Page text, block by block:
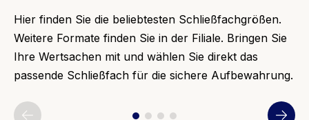
Hier finden Sie die beliebtesten Schließfachgrößen.
Weitere Formate finden Sie in der Filiale. Bringen Sie
Ihre Wertsachen mit und wählen Sie direkt das
passende Schließfach für die sichere Aufbewahrung.